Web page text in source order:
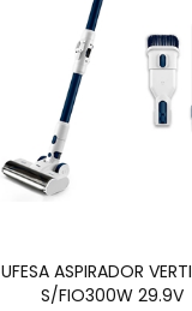
UFESA ASPIRADOR
S/FIO300W 29.9V